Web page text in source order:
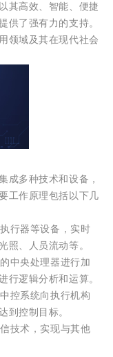
其高效、智能、便捷
供了强有力的支持。
领域及其在现代社会
成多种技术和设备，
工作原理包括以下几
行器等设备，实时
照、人员流动等。
中央处理器进行加
行逻辑分析和运算。
控系统向执行机构
到控制目标。
技术，实现与其他